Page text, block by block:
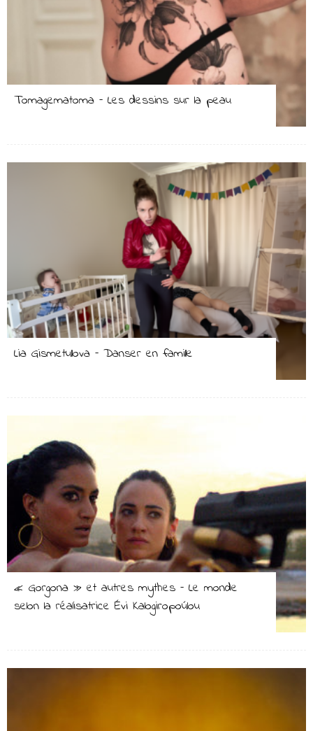
Tomagematoma – Les dessins sur la peau
Lia Gismetullova – Danser en famille
« Gorgona » et autres mythes – Le monde
selon la réalisatrice Évi Kalogiropoúlou